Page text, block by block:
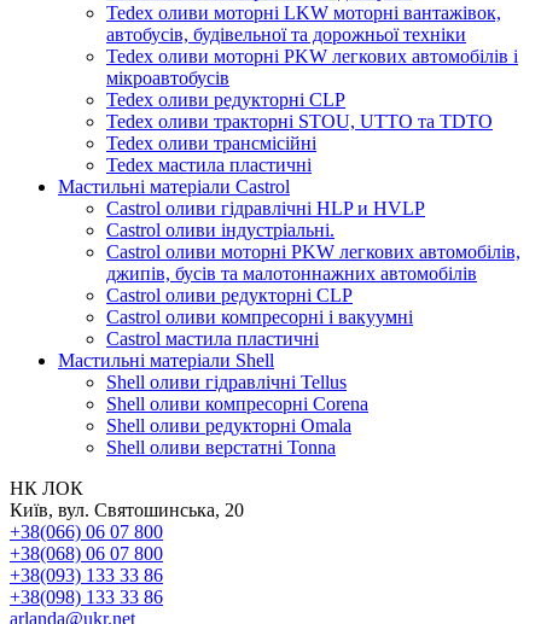
Tedex оливи моторні LKW моторні вантажівок,
автобусів, будівельної та дорожньої техніки
Tedex оливи моторні PKW легкових автомобілів і
мікроавтобусів
Tedex оливи редукторні CLP
Tedex оливи тракторні STOU, UTTO та TDTO
Tedex оливи трансмісійні
Tedex мастила пластичні
Мастильні матеріали Castrol
Castrol оливи гідравлічні HLP и HVLP
Castrol оливи індустріальні.
Castrol оливи моторні PKW легкових автомобілів,
джипів, бусів та малотоннажних автомобілів
Castrol оливи редукторні CLP
Castrol оливи компресорні і вакуумні
Castrol мастила пластичні
Мастильні матеріали Shell
Shell оливи гідравлічні Tellus
Shell оливи компресорні Corena
Shell оливи редукторні Omala
Shell оливи верстатні Tonna
НК ЛОК
Київ, вул. Святошинська, 20
+38(066) 06 07 800
+38(068) 06 07 800
+38(093) 133 33 86
+38(098) 133 33 86
arlanda@ukr.net